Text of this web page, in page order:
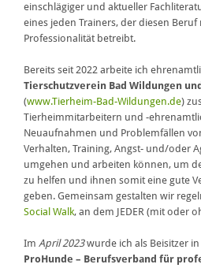
einschlägiger und aktueller
eines jeden Trainers, der diesen Beruf
Professionalität betreibt.
Bereits seit 2022 arbeite ich
Tierschutzverein Bad Wildungen
(www.Tierheim-Bad-Wildungen.de)
Tierheimmitarbeitern und -
Neuaufnahmen und Problemfällen
Verhalten, Training, Angst- und/oder
umgehen und arbeiten können, um
zu helfen und ihnen somit eine gute
geben. Gemeinsam gestalten wir
Social Walk, an dem JEDER (mit oder
Im April 2023wurde ich als Beisitzer
ProHunde – Berufsverband für